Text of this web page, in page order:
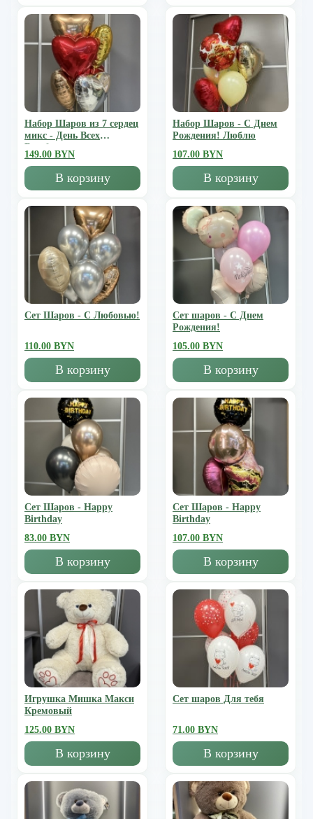
Набор Шаров из 7 сердец
микс - День Всех
Влюбленных
149.00 BYN
В корзину
Набор Шаров - С Днем
Рождения! Люблю
107.00 BYN
В корзину
Сет Шаров - С Любовью!
110.00 BYN
В корзину
Сет шаров - С Днем
Рождения!
105.00 BYN
В корзину
Сет Шаров - Happy
Birthday
83.00 BYN
В корзину
Сет Шаров - Happy
Birthday
107.00 BYN
В корзину
Игрушка Мишка Mакси
Кремовый
125.00 BYN
В корзину
Сет шаров Для тебя
71.00 BYN
В корзину